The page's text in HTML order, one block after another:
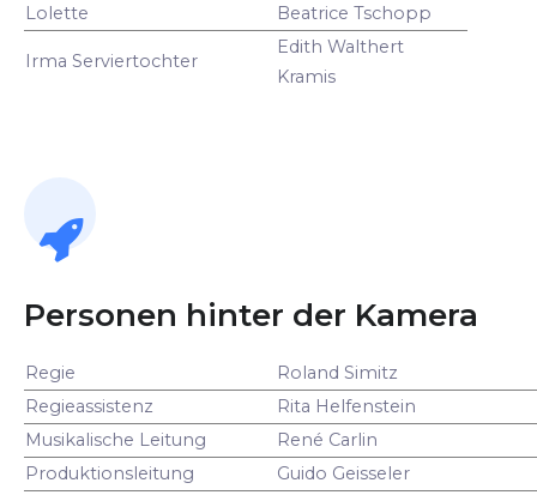
Lolette
Beatrice Tschopp
Irma Serviertochter
Edith Walthert
Kramis
Personen hinter der Kamera
Regie
Roland Simitz
Regieassistenz
Rita Helfenstein
Musikalische Leitung
René Carlin
Produktionsleitung
Guido Geisseler